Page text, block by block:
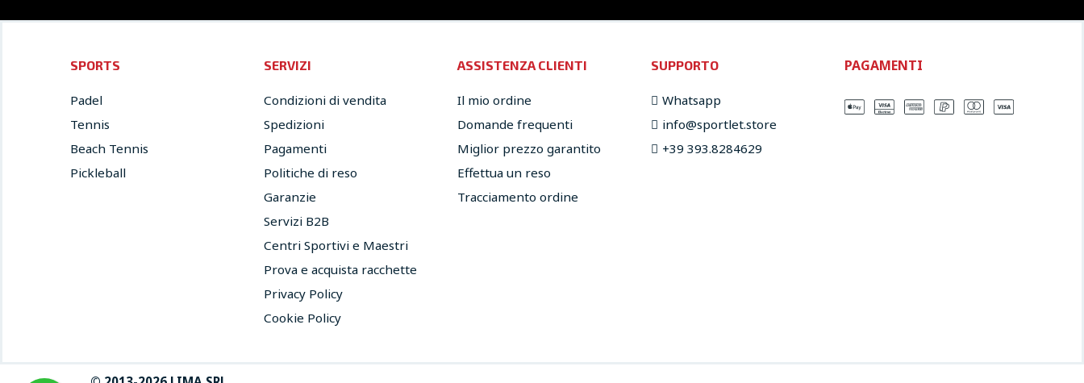
SPORTS
Padel
Tennis
Beach Tennis
Pickleball
SERVIZI
Condizioni di vendita
Spedizioni
Pagamenti
Politiche di reso
Garanzie
Servizi B2B
Centri Sportivi e Maestri
Prova e acquista racchette
Privacy Policy
Cookie Policy
ASSISTENZA CLIENTI
Il mio ordine
Domande frequenti
Miglior prezzo garantito
Effettua un reso
Tracciamento ordine
SUPPORTO
Whatsapp
info@sportlet.store​
+39 393.8284629
PAGAMENTI